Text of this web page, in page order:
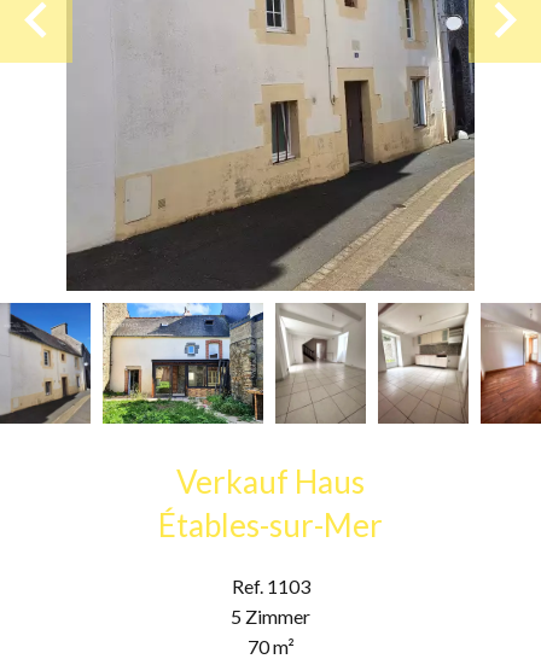
Verkauf Haus
Étables-sur-Mer
Ref. 1103
5 Zimmer
70 m²